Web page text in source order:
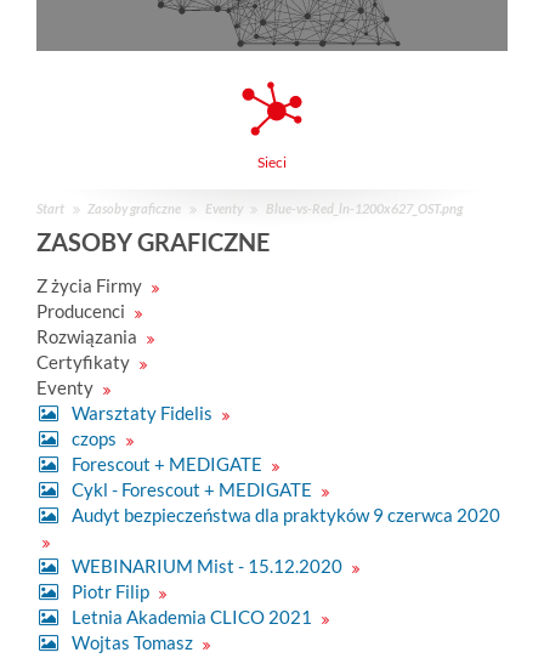
Sieci
Start Zasoby graficzne Eventy Blue-vs-Red_ln-1200x627_OST.png
ZASOBY GRAFICZNE
Z życia Firmy
Producenci
Rozwiązania
Certyfikaty
Eventy
Warsztaty Fidelis
czops
Forescout + MEDIGATE
Cykl - Forescout + MEDIGATE
Audyt bezpieczeństwa dla praktyków 9 czerwca 2020
WEBINARIUM Mist - 15.12.2020
Piotr Filip
Letnia Akademia CLICO 2021
Wojtas Tomasz